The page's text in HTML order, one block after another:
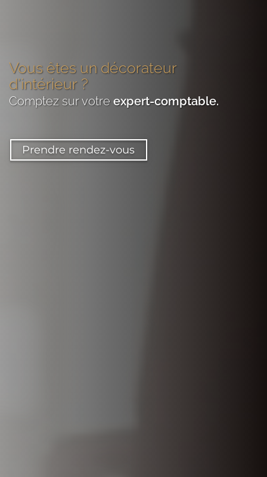
Vous êtes un décorateur
d'intérieur ?
Comptez sur votre expert-comptable.
Prendre rendez-vous